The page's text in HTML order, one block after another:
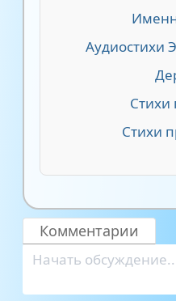
Аудиостихи
Стихи
Стихи
Комментарии